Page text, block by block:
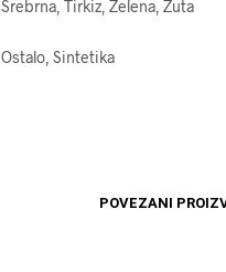
Srebrna, Tirkiz, Zelena, Žuta
Ostalo, Sintetika
POVEZANI